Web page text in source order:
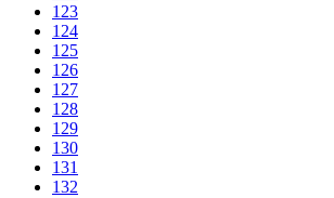
123
124
125
126
127
128
129
130
131
132